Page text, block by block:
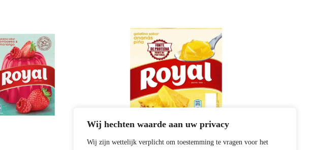
Wij hechten waarde aan uw privacy
Wij zijn wettelijk verplicht om toestemming te vragen voor het